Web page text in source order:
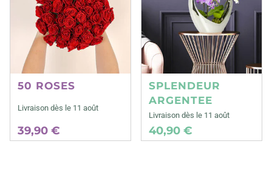
50 ROSES
Livraison dès le 11 août
39,90 €
SPLENDEUR
ARGENTEE
Livraison dès le 11 août
40,90 €